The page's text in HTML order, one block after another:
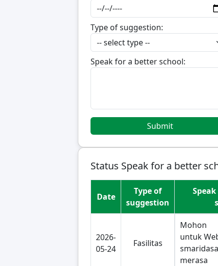
Type of suggestion:
Speak for a better school:
Submit
Status Speak for a better
Date
Type of
suggestion
2026-
05-24
Fasilitas
Mohon
untuk